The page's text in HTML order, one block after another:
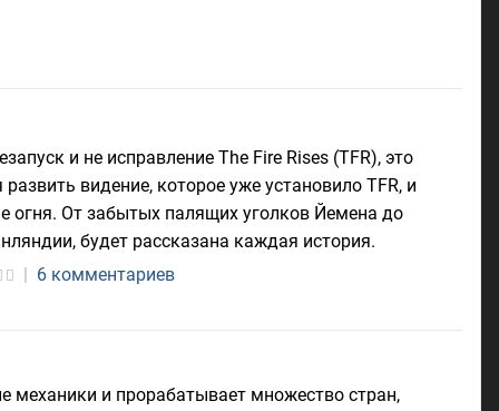
и не исправление The Fire Rises (TFR), это
видение, которое уже установило TFR, и
огня. От забытых палящих уголков Йемена до
будет рассказана каждая история.
| 6 комментариев
механики и прорабатывает множество стран,